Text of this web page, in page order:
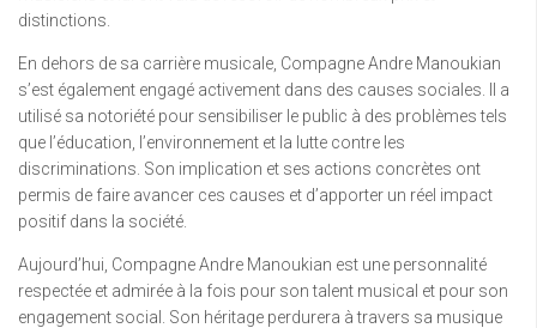
distinctions.
En dehors de sa carrière musicale, Compagne Andre Manoukian
s’est également engagé activement dans des causes sociales. Il a
utilisé sa notoriété pour sensibiliser le public à des problèmes tels
que l’éducation, l’environnement et la lutte contre les
discriminations. Son implication et ses actions concrètes ont
permis de faire avancer ces causes et d’apporter un réel impact
positif dans la société.
Aujourd’hui, Compagne Andre Manoukian est une personnalité
respectée et admirée à la fois pour son talent musical et pour son
engagement social. Son héritage perdurera à travers sa musique